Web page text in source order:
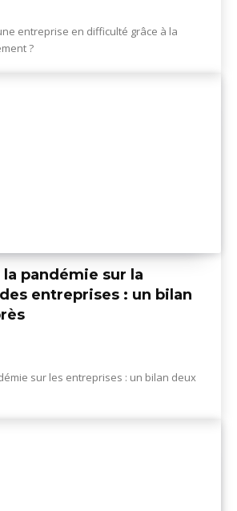
entreprise en difficulté grâce à la
?
la pandémie sur la
entreprises : un bilan
sur les entreprises : un bilan deux